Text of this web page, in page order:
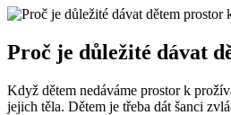
Proč je důležité dávat
Když dětem nedáváme prostor k
jejich těla. Dětem je třeba dát šanci